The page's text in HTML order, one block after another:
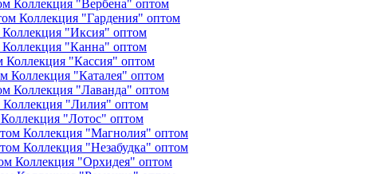
Коллекция "Вербена" оптом
Коллекция "Гардения" оптом
Коллекция "Иксия" оптом
Коллекция "Канна" оптом
Коллекция "Кассия" оптом
Коллекция "Каталея" оптом
Коллекция "Лаванда" оптом
Коллекция "Лилия" оптом
Коллекция "Лотос" оптом
Коллекция "Магнолия" оптом
Коллекция "Незабудка" оптом
Коллекция "Орхидея" оптом